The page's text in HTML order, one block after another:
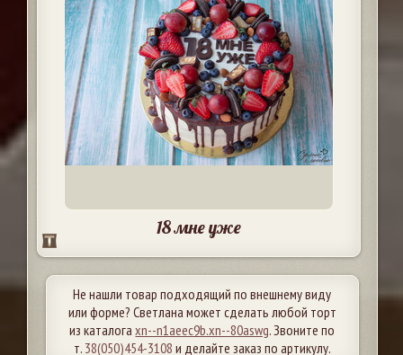
18 мне уже
Не нашли товар подходящий по внешнему виду
или форме? Светлана может сделать любой торт
из каталогаxn--n1aeec9b.xn--80aswg. Звоните по
т. 38(050)454-3108 и делайте заказ по артикулу.